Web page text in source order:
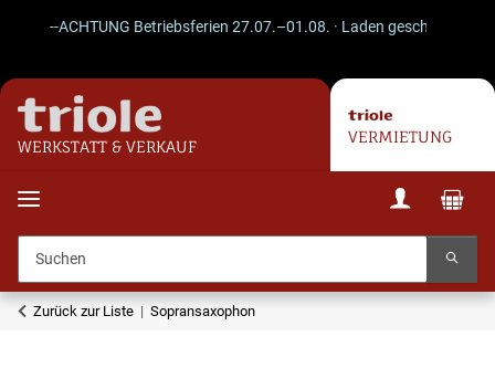
--ACHTUNG Betriebsferien 27.07.–01.08. · Laden geschlossen ·
WERKSTATT & VERKAUF
VERMIETUNG
Zurück zur Liste Sopransaxophon